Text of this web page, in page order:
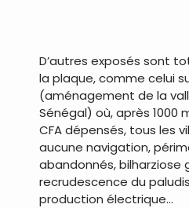
D’autres exposés sont
la plaque, comme celui
(aménagement de la
Sénégal) où, après 1000
CFA dépensés, tous les
aucune navigation,
abandonnés, bilharziose
recrudescence du
production électrique…